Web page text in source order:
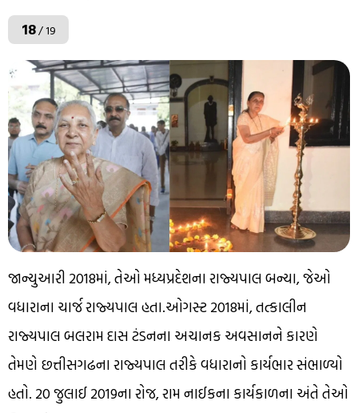
18/ 19
જાન્યુઆરી 2018માં, તેઓ મધ્યપ્રદેશના રાજ્યપાલ બન્યા, જેઓ
વધારાના ચાર્જ રાજ્યપાલ હતા.ઓગસ્ટ 2018માં, તત્કાલીન
રાજ્યપાલ બલરામ દાસ ટંડનના અચાનક અવસાનને કારણે
તેમણે છત્તીસગઢના રાજ્યપાલ તરીકે વધારાનો કાર્યભાર સંભાળ્યો
હતો. 20 જુલાઈ 2019ના રોજ, રામ નાઈકના કાર્યકાળના અંતે તેઓ